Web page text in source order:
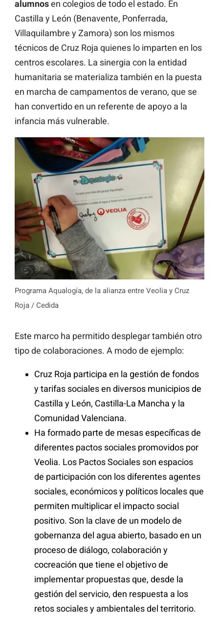
alumnosen colegios de todo el estado. En
Castilla y León (Benavente, Ponferrada,
Villaquilambre y Zamora) son los mismos
técnicos de Cruz Roja quienes lo imparten en los
centros escolares. La sinergia con la entidad
humanitaria se materializa también en la puesta
en marcha de campamentos de verano, que se
han convertido en un referente de apoyo a la
infancia más vulnerable.
Programa Aqualogía, de la alianza entre Veolia y Cruz
Roja / Cedida
Este marco ha permitido desplegar también otro
tipo de colaboraciones. A modo de ejemplo:
Cruz Roja participa en la gestión de fondos
y tarifas sociales en diversos municipios de
Castilla y León, Castilla-La Mancha y la
Comunidad Valenciana.
Ha formado parte de mesas específicas de
diferentes pactos sociales promovidos por
Veolia. Los Pactos Sociales son espacios
de participación con los diferentes agentes
sociales, económicos y políticos locales que
permiten multiplicar el impacto social
positivo. Son la clave de un modelo de
gobernanza del agua abierto, basado en un
proceso de diálogo, colaboración y
cocreación que tiene el objetivo de
implementar propuestas que, desde la
gestión del servicio, den respuesta a los
retos sociales y ambientales del territorio.